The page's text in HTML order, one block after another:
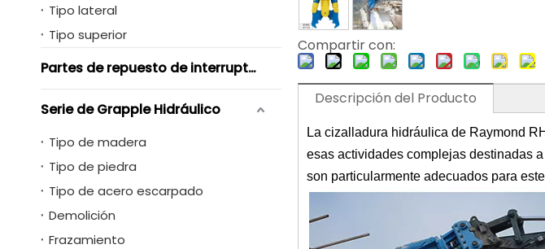
Tipo lateral
Tipo superior
Partes de repuesto de interruptores hidráulicos
Serie de Grapple Hidráulico
Tipo de madera
Tipo de piedra
Tipo de acero escarpado
Demolición
Frazamiento
Compartir con:
Descripción del Producto
La cizalladura hidráulica de Raymond
esas actividades complejas destinadas
son particularmente adecuados para